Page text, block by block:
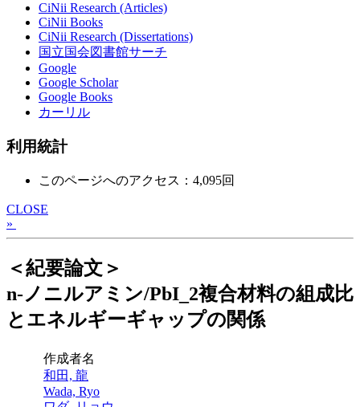
CiNii Research (Articles)
CiNii Books
CiNii Research (Dissertations)
国立国会図書館サーチ
Google
Google Scholar
Google Books
カーリル
利用統計
このページへのアクセス：4,095回
CLOSE
»
＜紀要論文＞
n-ノニルアミン/PbI_2複合材料の組成比
とエネルギーギャップの関係
作成者名
和田, 龍
Wada, Ryo